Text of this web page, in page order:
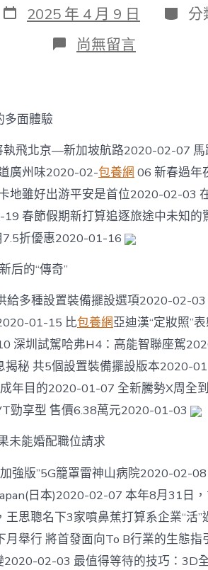
發
表
2025 年 4 月 9 日 分
類
分
在
〈這
與
隔
離
都
喜
包
養
價
了
更
好
的
團
圓〉
中
尚無留言
多面體驗
飛北京—新加坡航路2020-02-07 馬
廣州味2020-02-包養網 06 新春過年
地雖好出游平安是首位2020-02-03
春節假期新打算追逐旅途中未知
折優惠2020-01-16
后的“傳奇”
給多種設置裝備擺設選項2020-02-
01-15 比包養網亞迪漢“定妝照”
深圳試駕哈弗H4：高能智聯座駕
揭秘 共5個設置裝備擺設版本2020-
年目的2020-01-07 全新騰勢X周全
勁享型 售價6.38萬元2020-01-03
未能婚配職位請求
強版”5G籠罩雷神山病院2020-02-
日本)2020-02-07 本年8月31日
思聰名下3家噴鼻蕉打算系企業“活
月舉行 將首發面向To B行業的生態
2020-02-03 最值得等待的技巧：3D